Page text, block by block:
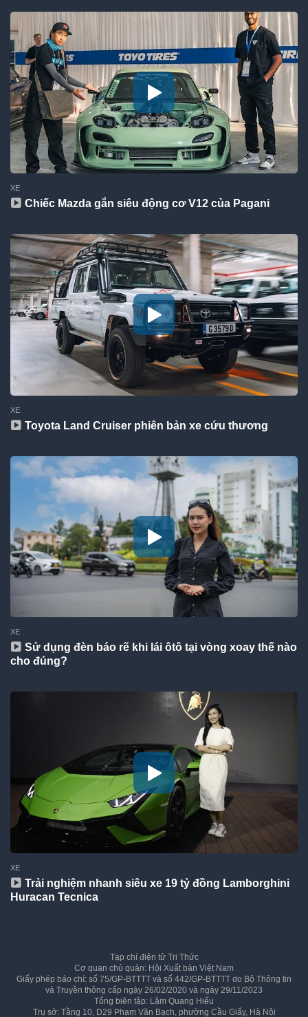
XE
Chiếc Mazda gắn siêu động cơ V12 của Pagani
XE
Toyota Land Cruiser phiên bản xe cứu thương
XE
Sử dụng đèn báo rẽ khi lái ôtô tại vòng xoay thế nào
cho đúng?
XE
Trải nghiệm nhanh siêu xe 19 tỷ đồng Lamborghini
Huracan Tecnica
Tạp chí điện tử Tri Thức
Cơ quan chủ quản: Hội Xuất bản Việt Nam
Giấy phép báo chí: số 75/GP-BTTTT và số 442/GP-BTTTT do Bộ Thông tin
và Truyền thông cấp ngày 26/02/2020 và ngày 29/11/2023
Tổng biên tập: Lâm Quang Hiếu
Trụ sở: Tầng 10, D29 Phạm Văn Bạch, phường Cầu Giấy, Hà Nội